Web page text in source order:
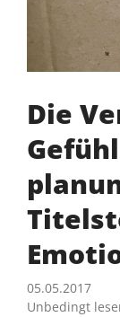
Die
05.05.2017
Unbedingt